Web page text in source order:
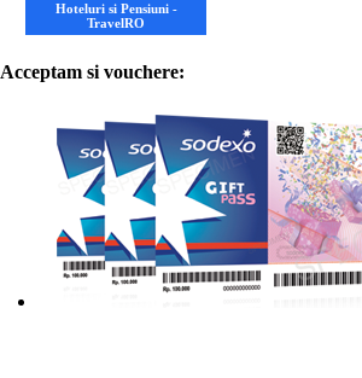
Hoteluri si Pensiuni -
TravelRO
Acceptam si vouchere: